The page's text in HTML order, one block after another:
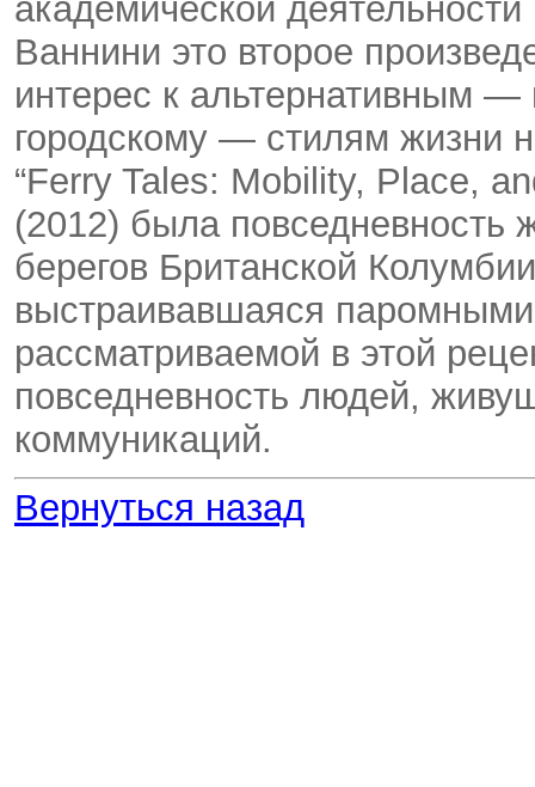
академической
Ваннини это второе
интерес к альтернативным
городскому — стилям жизни
“Ferry Tales: Mobility, Place,
(2012) была повседневность
берегов Британской
выстраивавшаяся
рассматриваемой в этой
повседневность людей,
коммуникаций.
Вернуться назад